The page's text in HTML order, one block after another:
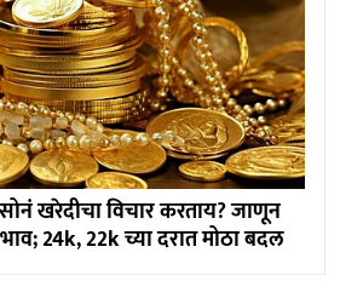
खरेदीचा विचार करताय? जाणून
24k, 22k च्या दरात मोठा बदल